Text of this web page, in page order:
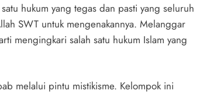
hukum yang tegas dan pasti yang seluruh
SWT untuk mengenakannya. Melanggar
mengingkari salah satu hukum Islam yang
melalui pintu mistikisme. Kelompok ini